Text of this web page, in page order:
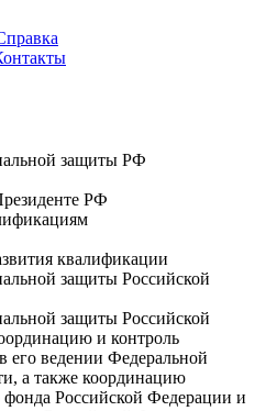
защиты РФ
РФ
квалификации
защиты Российской
защиты Российской
и контроль
его ведении Федеральной
а также координацию
фонда Российской Федерации и